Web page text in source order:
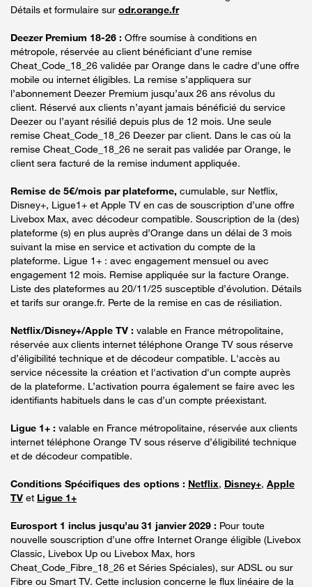
Détails et formulaire sur odr.orange.fr
Deezer Premium 18-26 : Offre soumise à conditions en
métropole, réservée au client bénéficiant d’une remise
Cheat_Code_18_26 validée par Orange dans le cadre d’une offre
mobile ou internet éligibles. La remise s’appliquera sur
l’abonnement Deezer Premium jusqu’aux 26 ans révolus du
client. Réservé aux clients n’ayant jamais bénéficié du service
Deezer ou l’ayant résilié depuis plus de 12 mois. Une seule
remise Cheat_Code_18_26 Deezer par client. Dans le cas où la
remise Cheat_Code_18_26 ne serait pas validée par Orange, le
client sera facturé de la remise indument appliquée.
Remise de 5€/mois par plateforme, cumulable, sur Netflix,
Disney+, Ligue1+ et Apple TV en cas de souscription d’une offre
Livebox Max, avec décodeur compatible. Souscription de la (des)
plateforme (s) en plus auprès d’Orange dans un délai de 3 mois
suivant la mise en service et activation du compte de la
plateforme. Ligue 1+ : avec engagement mensuel ou avec
engagement 12 mois. Remise appliquée sur la facture Orange.
Liste des plateformes au 20/11/25 susceptible d’évolution. Détails
et tarifs sur orange.fr. Perte de la remise en cas de résiliation.
Netflix/Disney+/Apple TV : valable en France métropolitaine,
réservée aux clients internet téléphone Orange TV sous réserve
d’éligibilité technique et de décodeur compatible. L'accès au
service nécessite la création et l'activation d'un compte auprès
de la plateforme. L’activation pourra également se faire avec les
identifiants habituels dans le cas d’un compte préexistant.
Ligue 1+ : valable en France métropolitaine, réservée aux clients
internet téléphone Orange TV sous réserve d’éligibilité technique
et de décodeur compatible.
Conditions Spécifiques des options : Netflix, Disney+, Apple
TV et Ligue 1+
Eurosport 1 inclus jusqu’au 31 janvier 2029 : Pour toute
nouvelle souscription d’une offre Internet Orange éligible (Livebox
Classic, Livebox Up ou Livebox Max, hors
Cheat_Code_Fibre_18_26 et Séries Spéciales), sur ADSL ou sur
Fibre ou Smart TV. Cette inclusion concerne le flux linéaire de la